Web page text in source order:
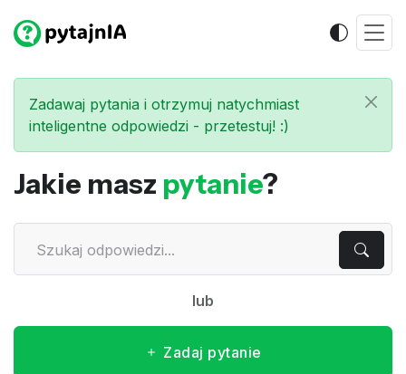
Zadawaj pytania i otrzymuj natychmiast
inteligentne odpowiedzi - przetestuj! :)
Jakie masz pytanie?
lub
Zadaj pytanie